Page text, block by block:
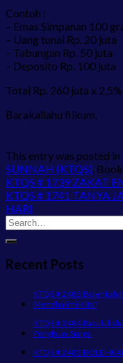
Contoh :
– Emas Simpanan 100
– Uang tunai Rp. 20 juta
– Tabungan Rp. 50 juta
– Deposito Rp. 100 juta
Total Rp. 260 juta x
Barakallahu fiikum.
This entry was posted in
SUNNAH (KTQS).
KTQS # 1739 ZAKAT
KTQS # 1741 TANYA
HARI
Recent Posts
KTQS # 2485 Bolehkah
Menzhalimi Kita?
KTQS # 2484 Rasulullah
Penghuni Surga
KTQS # 2483